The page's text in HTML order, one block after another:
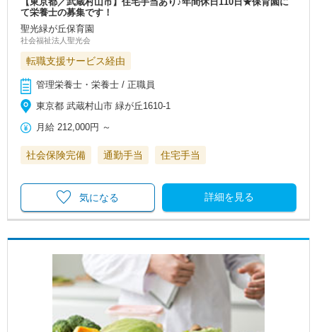
て栄養士の募集です！
聖光緑が丘保育園
社会福祉法人聖光会
転職支援サービス経由
管理栄養士・栄養士 / 正職員
東京都 武蔵村山市 緑が丘1610‐1
月給 212,000円 ～
社会保険完備 通勤手当 住宅手当
詳細を見る
気になる